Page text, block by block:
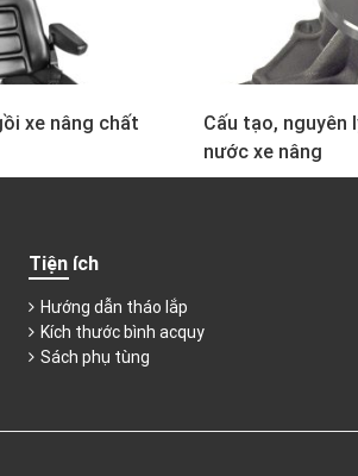
xe nâng chất
Cấu tạo, nguyên
nước xe nâng
Tiện ích
Hướng dẫn tháo lắp
Kích thước bình acquy
Sách phụ tùng